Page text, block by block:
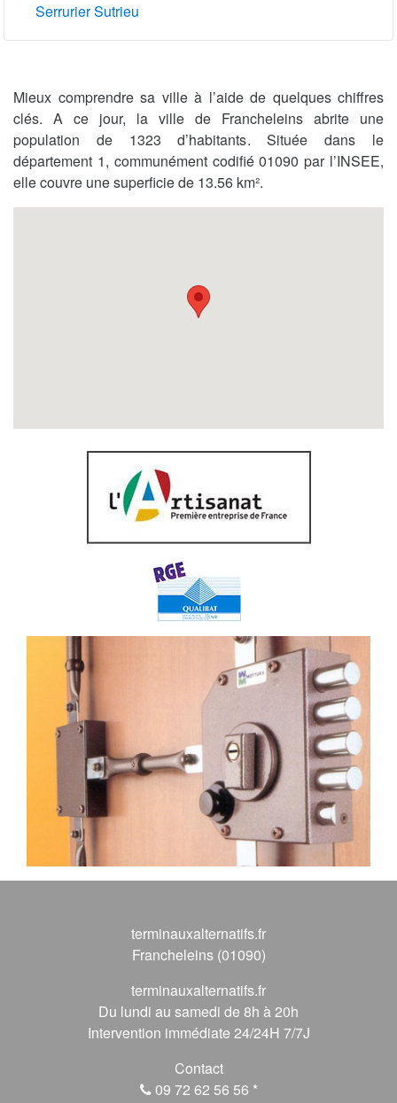
Serrurier Sutrieu
Mieux comprendre sa ville à l’aide de quelques chiffres
clés. A ce jour, la ville de Francheleins abrite une
population de 1323 d’habitants. Située dans le
département 1, communément codifié 01090 par l’INSEE,
elle couvre une superficie de 13.56 km².
terminauxalternatifs.fr
Francheleins (01090)
terminauxalternatifs.fr
Du lundi au samedi de 8h à 20h
Intervention immédiate 24/24H 7/7J
Contact
09 72 62 56 56 *